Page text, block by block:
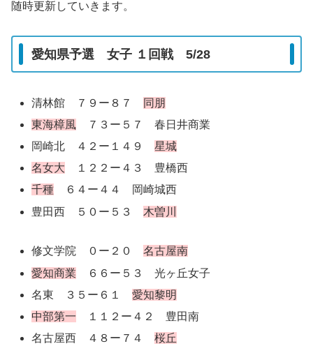
随時更新していきます。
愛知県予選 女子 １回戦 5/28
清林館 ７９ー８７
同朋
東海樟風 ７３ー５７ 春日井商業
岡崎北 ４２ー１４９星城
名女大 １２２ー４３ 豊橋西
千種 ６４ー４４ 岡崎城西
豊田西 ５０ー５３ 木曽川
修文学院 ０ー２０名古屋南
愛知商業 ６６ー５３ 光ヶ丘女子
名東 ３５ー６１愛知黎明
中部第一 １１２ー４２ 豊田南
名古屋西 ４８ー７４桜丘